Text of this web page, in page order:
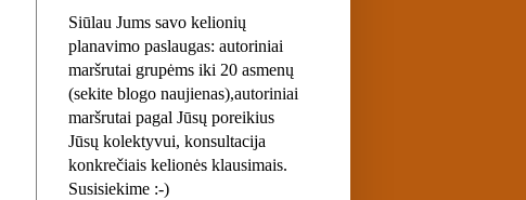
Siūlau Jums savo kelionių
planavimo paslaugas: autoriniai
maršrutai grupėms iki 20 asmenų
(sekite blogo naujienas),autoriniai
maršrutai pagal Jūsų poreikius
Jūsų kolektyvui, konsultacija
konkrečiais kelionės klausimais.
Susisiekime :-)